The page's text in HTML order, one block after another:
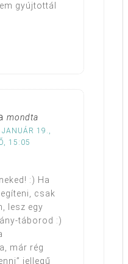
gyújtottál
mondta
19.,
15:05
:) Ha
csak
lesz egy
táborod :)
már rég
jellegű